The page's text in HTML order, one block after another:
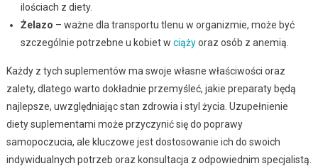
ilościach z diety.
Żelazo – ważne dla transportu tlenu w organizmie, może być
szczególnie potrzebne u kobiet w ciążyoraz osób z anemią.
Każdy z tych suplementów ma swoje własne właściwości oraz
zalety, dlatego warto dokładnie przemyśleć, jakie preparaty będą
najlepsze, uwzględniając stan zdrowia i styl życia. Uzupełnienie
diety suplementami może przyczynić się do poprawy
samopoczucia, ale kluczowe jest dostosowanie ich do swoich
indywidualnych potrzeb oraz konsultacja z odpowiednim specjalistą.